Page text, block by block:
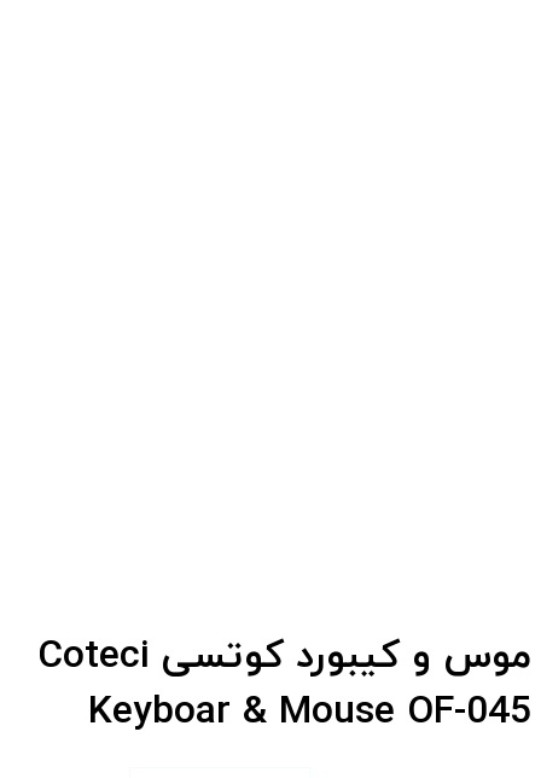
موس و کیبورد کوتسی Coteci
Keyboar & Mouse OF-045